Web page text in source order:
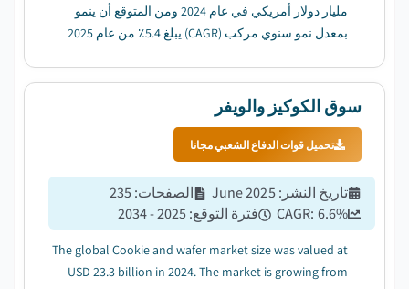
مليار دولار أمريكي في عام 2024 ومن المتوقع أن ينمو
بمعدل نمو سنوي مركب (CAGR) يبلغ 5.4٪ من عام 2025
سوق الكوكيز والويفر
تحميل قوات الدفاع الشعبي مجانا
تاريخ النشر :
June 2025 الصفحات:
235
CAGR: 6.6% فترة التوقع:
2025 - 2034
The global Cookie and wafer market size was valued at
USD 23.3 billion in 2024. The market is growing from